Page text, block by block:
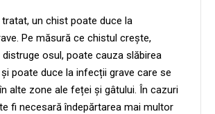
un chist poate duce la
Pe măsură ce chistul crește,
osul, poate cauza slăbirea
poate duce la infecții grave care se
alte zone ale feței și gâtului. În cazuri
fi necesară îndepărtarea mai multor